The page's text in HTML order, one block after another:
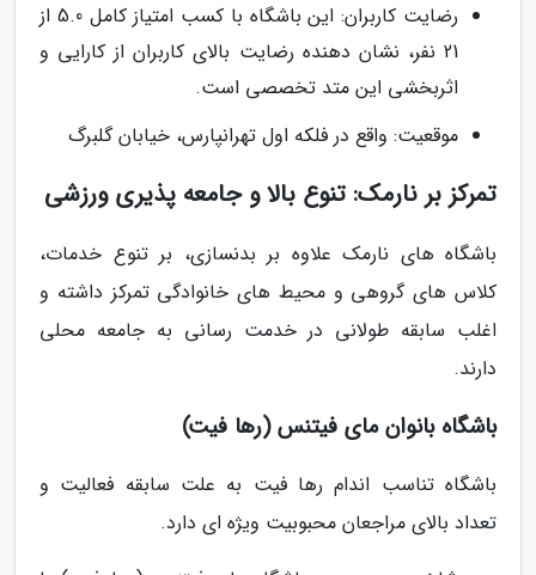
رضایت کاربران: این باشگاه با کسب امتیاز کامل 5.0 از
21 نفر، نشان دهنده رضایت بالای کاربران از کارایی و
اثربخشی این متد تخصصی است.
موقعیت: واقع در فلکه اول تهرانپارس، خیابان گلبرگ
تمرکز بر نارمک: تنوع بالا و جامعه پذیری ورزشی
باشگاه های نارمک علاوه بر بدنسازی، بر تنوع خدمات،
کلاس های گروهی و محیط های خانوادگی تمرکز داشته و
اغلب سابقه طولانی در خدمت رسانی به جامعه محلی
دارند.
باشگاه بانوان مای فیتنس (رها فیت)
باشگاه تناسب اندام رها فیت به علت سابقه فعالیت و
تعداد بالای مراجعان محبوبیت ویژه ای دارد.